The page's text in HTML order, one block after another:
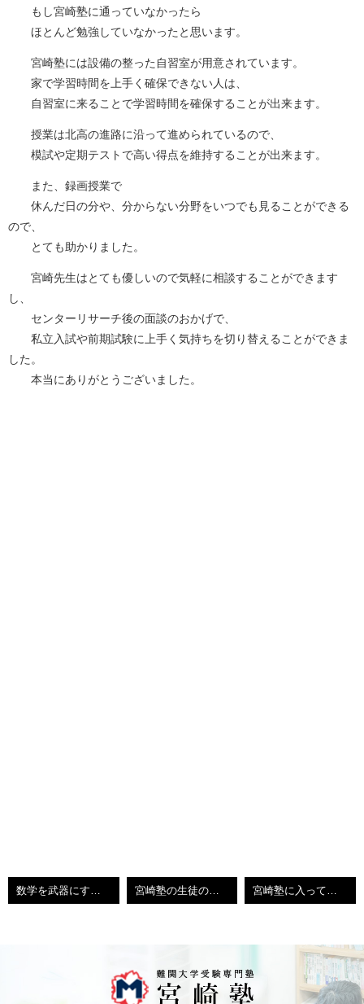
もし宮崎塾に通っていなかったら
ほとんど勉強していなかったと思います。
宮崎塾には設備の整った自習室が用意されています。
家で学習時間を上手く確保できない人は、
自習室に来ることで学習時間を確保することが出来ます。
授業は北高の進路に沿って進められているので、
模試や定期テストで高い得点を維持することが出来ます。
また、録画授業で
休んだ日の分や、分からない分野をいつでも見ることができる
ので、
とても助かりました。
宮崎先生はとても優しいので気軽に相談することができます
し、
センターリサーチ後の面談のおかげで、
私立入試や前期試験に上手く気持ちを切り替えることができま
した。
本当にありがとうございました。
数学を武器にすることができました 宮崎塾の生徒の感想 宮崎塾に入って絶対後悔しません